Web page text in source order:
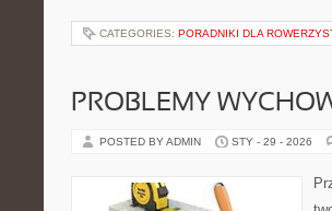
CATEGORIES: PORADNIKI DLA
PROBLEMY
POSTED BY ADMIN STY - 29 - 2026